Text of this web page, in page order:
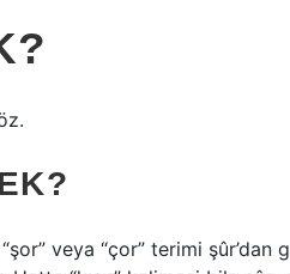
veya “çor” terimi şûr’dan